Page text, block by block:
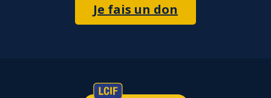
Je fais un don